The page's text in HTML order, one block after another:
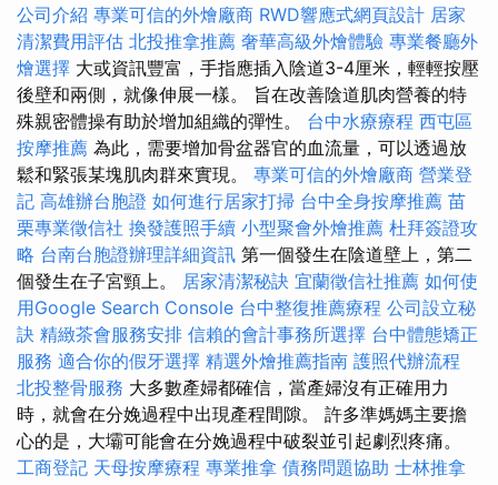
公司介紹 專業可信的外燴廠商 RWD響應式網頁設計 居家
清潔費用評估 北投推拿推薦 奢華高級外燴體驗 專業餐廳外
燴選擇 大或資訊豐富，手指應插入陰道3-4厘米，輕輕按壓
後壁和兩側，就像伸展一樣。 旨在改善陰道肌肉營養的特
殊親密體操有助於增加組織的彈性。 台中水療療程 西屯區
按摩推薦 為此，需要增加骨盆器官的血流量，可以透過放
鬆和緊張某塊肌肉群來實現。 專業可信的外燴廠商 營業登
記 高雄辦台胞證 如何進行居家打掃 台中全身按摩推薦 苗
栗專業徵信社 換發護照手續 小型聚會外燴推薦 杜拜簽證攻
略 台南台胞證辦理詳細資訊 第一個發生在陰道壁上，第二
個發生在子宮頸上。 居家清潔秘訣 宜蘭徵信社推薦 如何使
用Google Search Console 台中整復推薦療程 公司設立秘
訣 精緻茶會服務安排 信賴的會計事務所選擇 台中體態矯正
服務 適合你的假牙選擇 精選外燴推薦指南 護照代辦流程
北投整骨服務 大多數產婦都確信，當產婦沒有正確用力
時，就會在分娩過程中出現產程間隙。 許多準媽媽主要擔
心的是，大壩可能會在分娩過程中破裂並引起劇烈疼痛。
工商登記 天母按摩療程 專業推拿 債務問題協助 士林推拿